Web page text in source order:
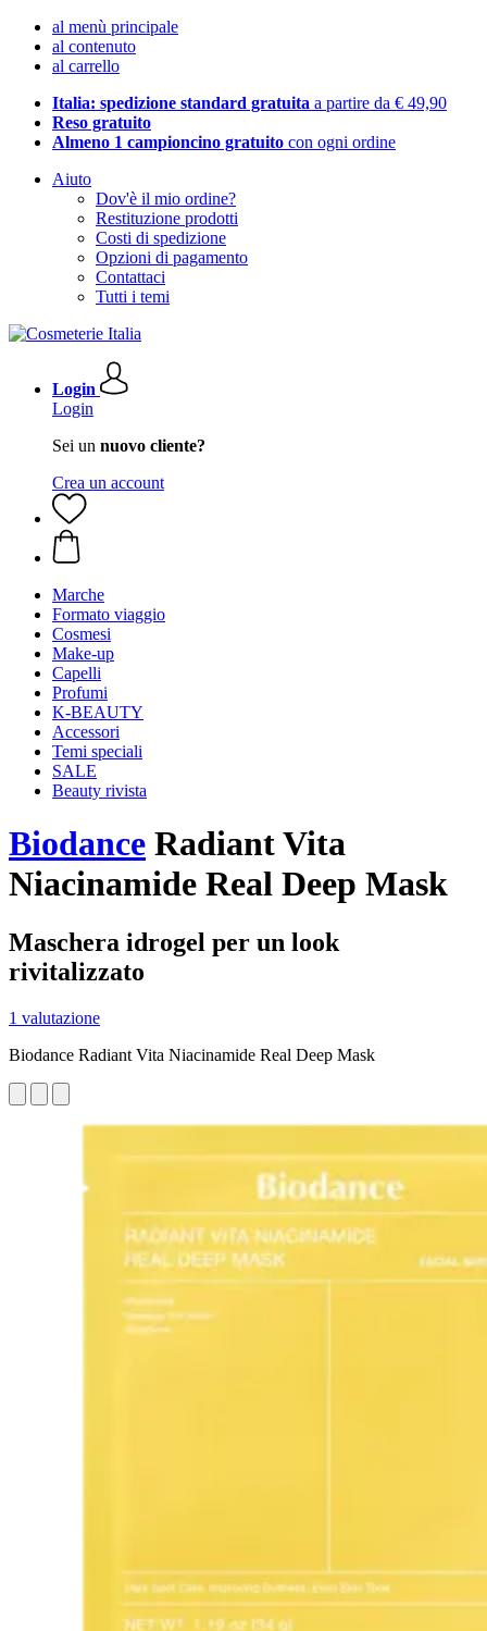
al menù principale
al contenuto
al carrello
Italia: spedizione standard gratuita a partire da € 49,90
Reso gratuito
Almeno 1 campioncino gratuito con ogni ordine
Aiuto
Dov'è il mio ordine?
Restituzione prodotti
Costi di spedizione
Opzioni di pagamento
Contattaci
Tutti i temi
Login
Login
Sei un nuovo cliente?
Crea un account
Marche
Formato viaggio
Cosmesi
Make-up
Capelli
Profumi
K-BEAUTY
Accessori
Temi speciali
SALE
Beauty rivista
Biodance Radiant Vita
Niacinamide Real Deep Mask
Maschera idrogel per un look
rivitalizzato
1 valutazione
Biodance Radiant Vita Niacinamide Real Deep Mask